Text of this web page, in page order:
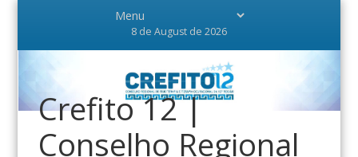
8 de August de 2026
Crefito 12 |
Conselho Regional